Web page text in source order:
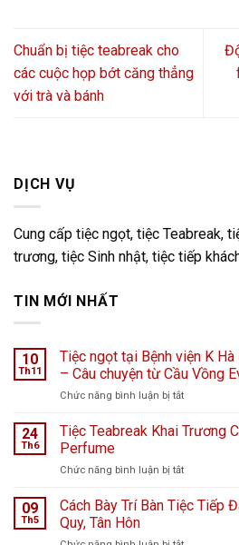
Chuẩn bị tiệc teabreak cho
các cuộc họp bớt căng thẳng
với trà và bánh
DỊCH VỤ
Cung cấp tiệc ngọt, tiệc Teabreak,
trương, tiệc Sinh nhật, tiệc tiếp
TIN MỚI NHẤT
10
Th11
Tiệc ngọt tại Bệnh viện K
– Câu chuyện từ Cầu Vồng
Chức năng bình luận bị tắtở
ngọt
viện
Hà
24
Th6
Tiệc Teabreak Khai Trương
Perfume
Chức năng bình luận bị tắtở
Teabreak
Khai
09
Th5
Cách Bày Trí Bàn Tiệc Tiếp
Quy, Tân Hôn